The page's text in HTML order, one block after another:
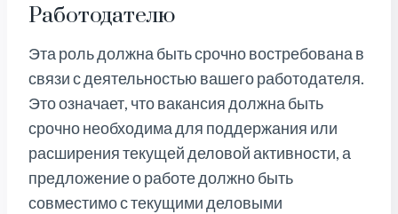
Работодателю
Эта роль должна быть срочно востребована в
связи с деятельностью вашего работодателя.
Это означает, что вакансия должна быть
срочно необходима для поддержания или
расширения текущей деловой активности, а
предложение о работе должно быть
совместимо с текущими деловыми